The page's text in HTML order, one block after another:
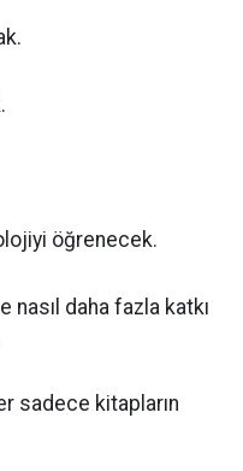
öğrenecek.
nasıl daha fazla katkı
sadece kitapların